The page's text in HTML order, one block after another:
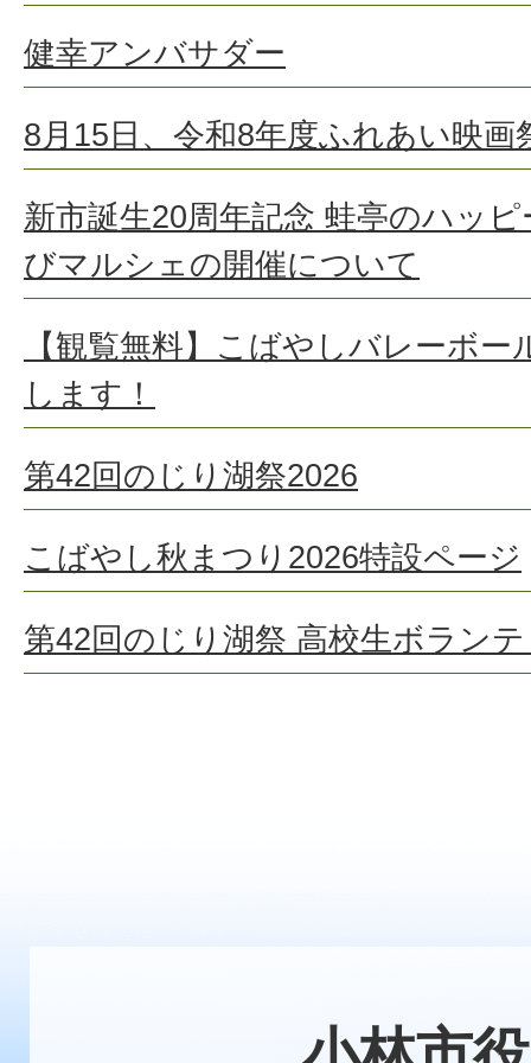
健幸アンバサダー
8月15日、令和8年度ふれあい映画
新市誕生20周年記念 蛙亭のハッ
びマルシェの開催について
【観覧無料】こばやしバレーボ
します！
第42回のじり湖祭2026
こばやし秋まつり2026特設ページ
第42回のじり湖祭 高校生ボラン